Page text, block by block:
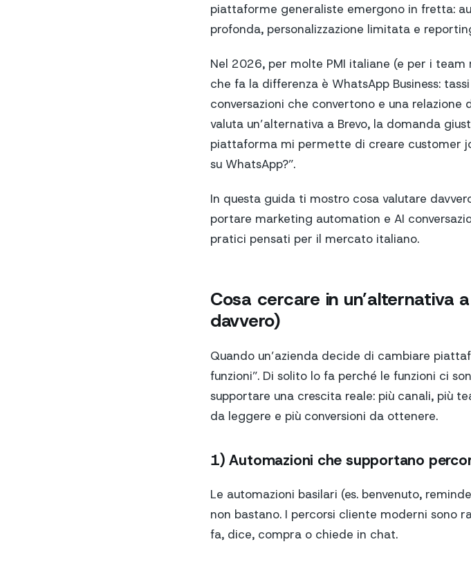
piattaforme generaliste emergono in fretta:
profonda, personalizzazione limitata e
Nel 2026, per molte PMI italiane (e per i
che fa la differenza è WhatsApp Business:
conversazioni che convertono e una
valuta un’alternativa a Brevo, la domanda
piattaforma mi permette di creare customer
su WhatsApp?”.
In questa guida ti mostro cosa valutare
portare marketing automation e AI
pratici pensati per il mercato italiano.
Cosa cercare in un’alternativa
davvero)
Quando un’azienda decide di cambiare
funzioni”. Di solito lo fa perché le funzioni ci
supportare una crescita reale: più canali, più
da leggere e più conversioni da ottenere.
1) Automazioni che supportano
Le automazioni basilari (es. benvenuto,
non bastano. I percorsi cliente moderni sono
fa, dice, compra o chiede in chat.